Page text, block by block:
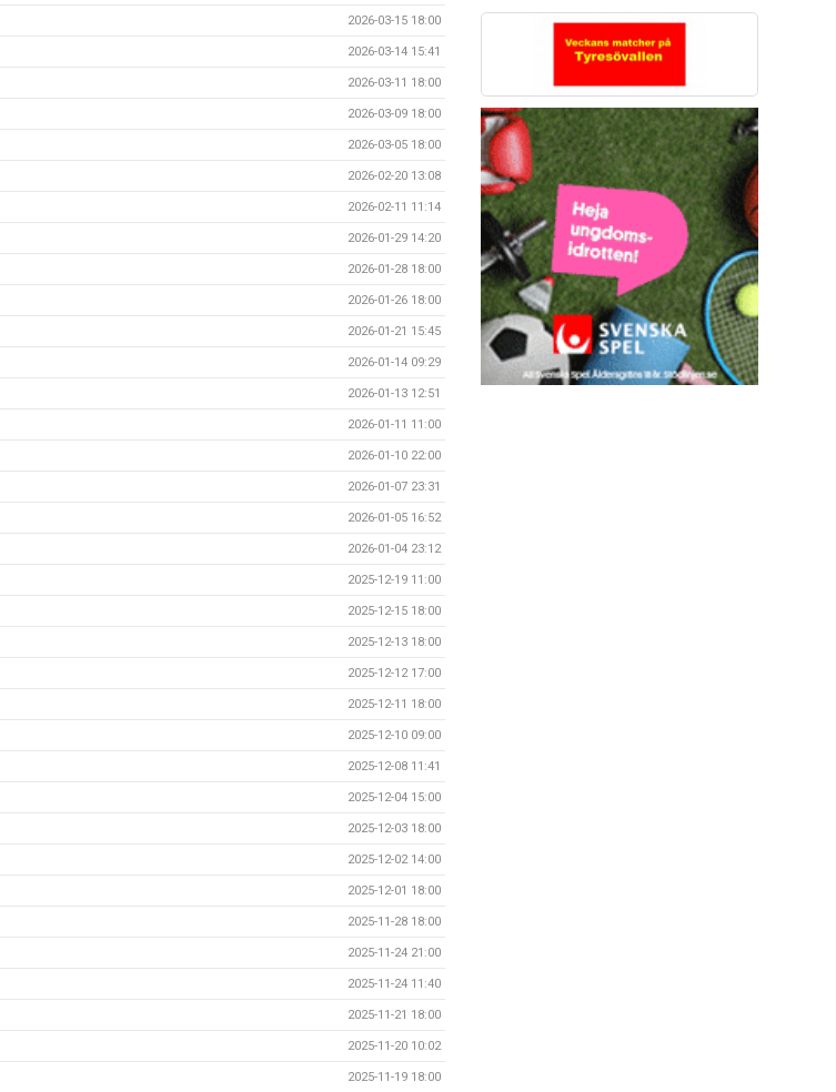
2026-03-15 18:00
2026-03-14 15:41
2026-03-11 18:00
2026-03-09 18:00
2026-03-05 18:00
2026-02-20 13:08
2026-02-11 11:14
2026-01-29 14:20
2026-01-28 18:00
2026-01-26 18:00
2026-01-21 15:45
2026-01-14 09:29
2026-01-13 12:51
2026-01-11 11:00
2026-01-10 22:00
2026-01-07 23:31
2026-01-05 16:52
2026-01-04 23:12
2025-12-19 11:00
2025-12-15 18:00
2025-12-13 18:00
2025-12-12 17:00
2025-12-11 18:00
2025-12-10 09:00
2025-12-08 11:41
2025-12-04 15:00
2025-12-03 18:00
2025-12-02 14:00
2025-12-01 18:00
2025-11-28 18:00
2025-11-24 21:00
2025-11-24 11:40
2025-11-21 18:00
2025-11-20 10:02
2025-11-19 18:00